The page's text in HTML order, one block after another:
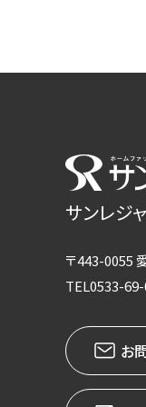
サンレジ
〒443-0055
TEL0533-
お